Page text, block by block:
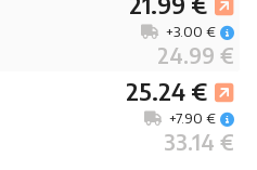
24.99 €
+3.00 €
25.24 €
33.14 €
+7.90 €